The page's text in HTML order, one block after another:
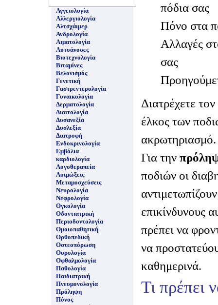
Αγγειολογία
Αλλεργιολογία
Αλτσχάιμερ
Ανδρολογία
Αιματολογία
Αυτοάνοσες
Βιοτεχνολογία
Βιταμίνες
Βελονισμός
Γενετική
Γαστρεντερολογία
Γυναικολογία
Δερματολογία
Διαιτολογία
Δυσανεξία
Δυσλεξία
Διατροφή
Ενδοκρινολογία
Εμβόλια
καρδιολογία
Λογοθεραπεία
Λοιμώξεις
Μεταμοσχεύσεις
Νευρολογία
Νεφρολογία
Ογκολογία
Οδοντιατρική
Περιοδοντολογία
Ομοιοπαθητική
Ορθοπεδική
Οστεοπόρωση
Ουρολογία
Οφθαλμολογία
Παθολογία
Παιδιατρική
Πνευμονολογία
Πρόληψη
Πόνος
πόδια σας
Πόνο στα
Αλλαγές
σας
Διατρέχετε
έλκος των
ακρωτηριασμό.
Για την
ποδιών οι
επικίνδυνους
πρέπει να
να
καθημερινά.
Τι πρέπει